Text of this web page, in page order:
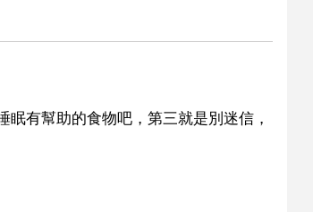
有幫助的食物吧，第三就是別迷信，